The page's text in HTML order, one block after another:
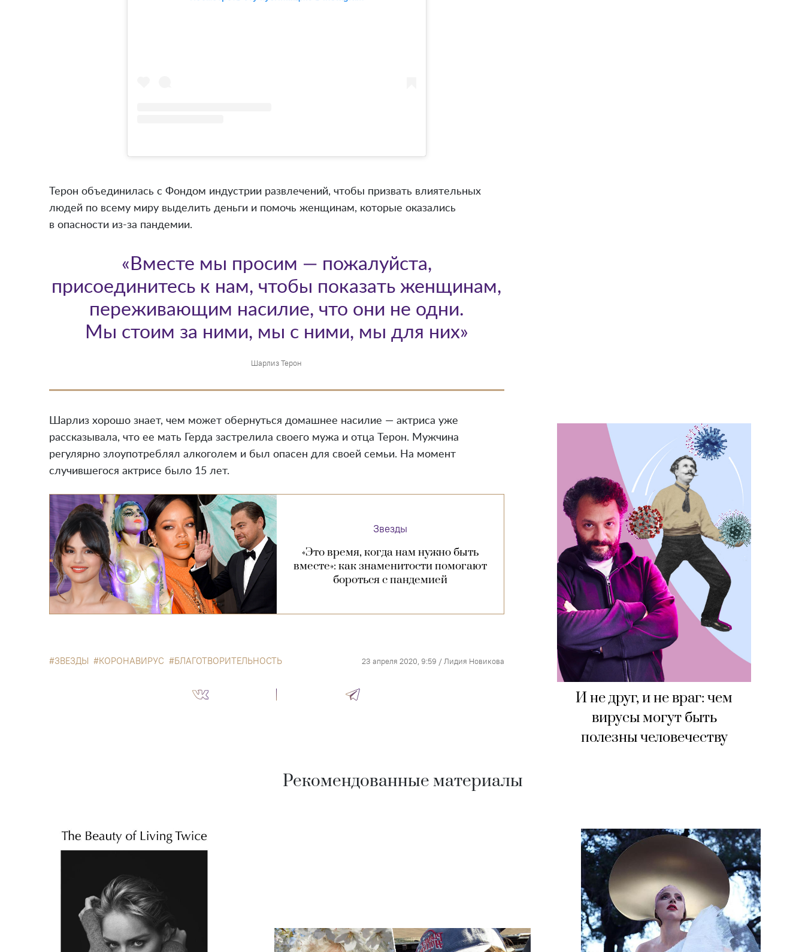
И не друг, и не враг: чем
вирусы могут быть
полезны человечеству
Терон объединилась с Фондом индустрии развлечений, чтобы призвать влиятельных
людей по всему миру выделить деньги и помочь женщинам, которые оказались
в опасности из-за пандемии.
Шарлиз Терон
«Вместе мы просим — пожалуйста,
присоединитесь к нам, чтобы показать женщинам,
переживающим насилие, что они не одни.
Мы стоим за ними, мы с ними, мы для них»
Шарлиз хорошо знает, чем может обернуться домашнее насилие — актриса уже
рассказывала, что ее мать Герда застрелила своего мужа и отца Терон. Мужчина
регулярно злоупотреблял алкоголем и был опасен для своей семьи. На момент
случившегося актрисе было 15 лет.
Звезды
«Это время, когда нам нужно быть
вместе»: как знаменитости помогают
бороться с пандемией
ЗВЕЗДЫ КОРОНАВИРУС БЛАГОТВОРИТЕЛЬНОСТЬ 23 апреля 2020, 9:59 /Лидия Новикова
Рекомендованные материалы